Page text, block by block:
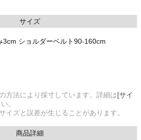
サイズ
ショルダーベルト90-160cm
方法により採寸しています。詳細は[サイ
。
イズと誤差が生じることがあります。
商品詳細